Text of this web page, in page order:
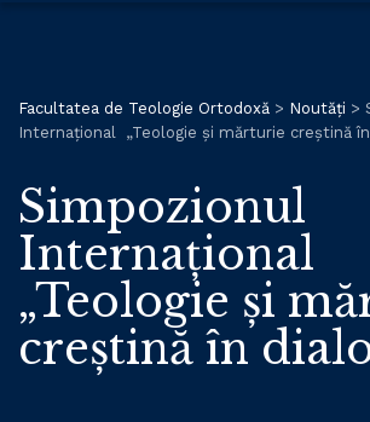
Facultatea de Teologie Ortodoxă > Noutăți >
Internațional „Teologie și mărturie creștină
Simpozionul
Internațional
„Teologie și
creștină în